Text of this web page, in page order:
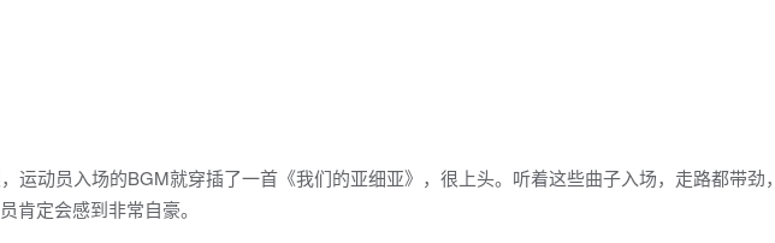
运动员入场的BGM就穿插了一首《我们的亚细亚》，很上头。听着这些曲子入场，走路都带劲
肯定会感到非常自豪。